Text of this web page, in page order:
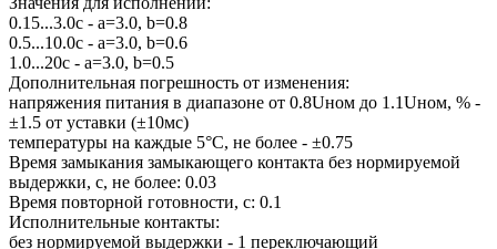
0.15...3.0с - а=3.0, b=0.8
0.5...10.0с - а=3.0, b=0.6
1.0...20с - а=3.0, b=0.5
Дополнительная погрешность от изменения:
напряжения питания в диапазоне от 0.8Uном до 1.1Uном, % -
±1.5 от уставки (±10мс)
температуры на каждые 5°С, не более - ±0.75
Время замыкания замыкающего контакта без нормируемой
выдержки, с, не более: 0.03
Время повторной готовности, с: 0.1
Исполнительные контакты:
без нормируемой выдержки - 1 переключающий